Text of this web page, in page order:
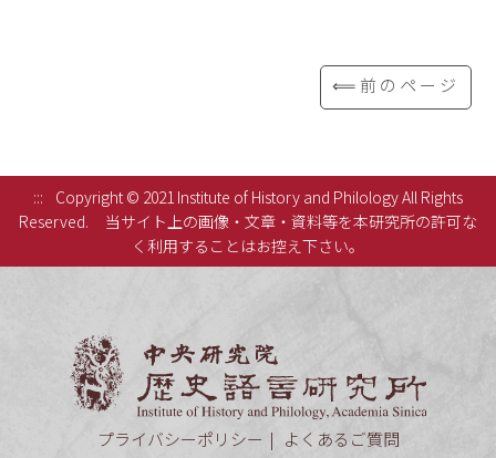
⟸前のページ
:::
Copyright © 2021 Institute of History and Philology All Rights
Reserved.
当サイト上の画像・文章・資料等を本研究所の許可な
く利用することはお控え下さい。
プライバシーポリシー よくあるご質問